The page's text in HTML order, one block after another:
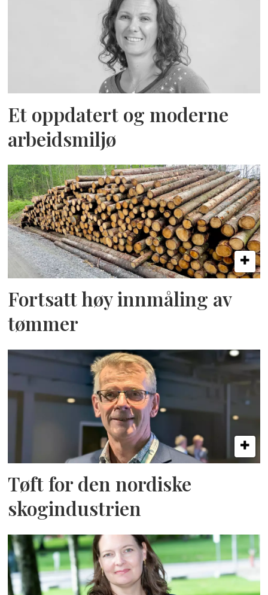
Et oppdatert og moderne
arbeidsmiljø
Fortsatt høy innmåling av
tømmer
Tøft for den nordiske
skogindustrien